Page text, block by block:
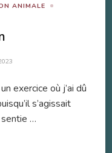
ANIMALE
exercice où j’ai dû
s’agissait
sentie …